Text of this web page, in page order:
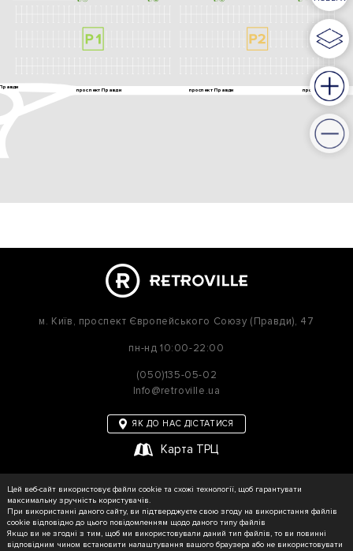
м. Київ, проспект Європейського Союзу (Правди), 47
пн-нд 10:00-22:00
(050)135-05-02
Info@retroville.ua
ЯК ДО НАС ДІСТАТИСЯ
Карта ТРЦ
© RETROVILLE, 2026 Усі права захищені
Цей веб-сайт використовує файли cookie та схожі технології, щоб гарантувати
максимальну зручність користувачів.
При використанні даного сайту, ви підтверджуєте свою згоду на використання файлів
cookie відповідно до цього повідомленням щодо даного типу файлів
Якщо ви не згодні з тим, щоб ми використовували даний тип файлів, то ви повинні
відповідним чином встановити налаштування вашого браузера або не використовувати